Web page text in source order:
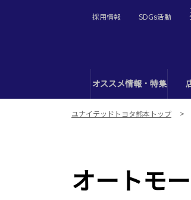
オススメ情報・特集
採用情報 SDGs活動
ユナイテッドトヨタ熊本トップ
オートモ